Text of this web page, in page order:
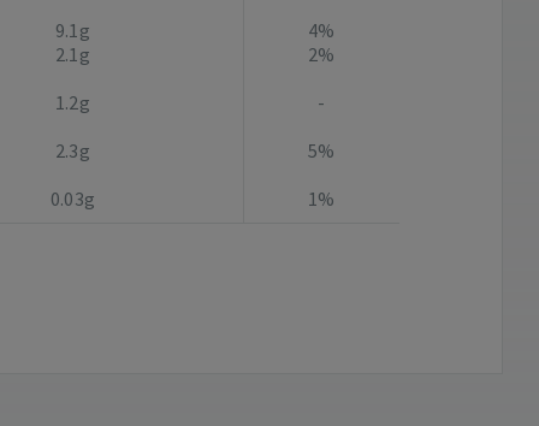
9.1g
2.1g
4%
2%
1.2g
-
2.3g
5%
0.03g 1%